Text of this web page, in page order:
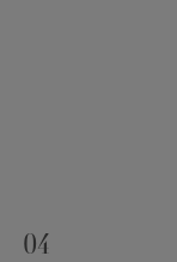
04